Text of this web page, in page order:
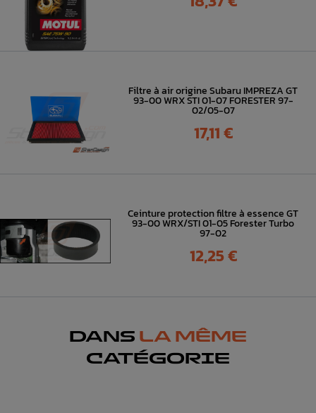
Filtre à air origine Subaru IMPREZA GT
93-00 WRX STI 01-07 FORESTER 97-
02/05-07
Prix
17,11 €
Ceinture protection filtre à essence GT
93-00 WRX/STI 01-05 Forester Turbo
97-02
Prix
12,25 €
DANS LA MÊME
CATÉGORIE